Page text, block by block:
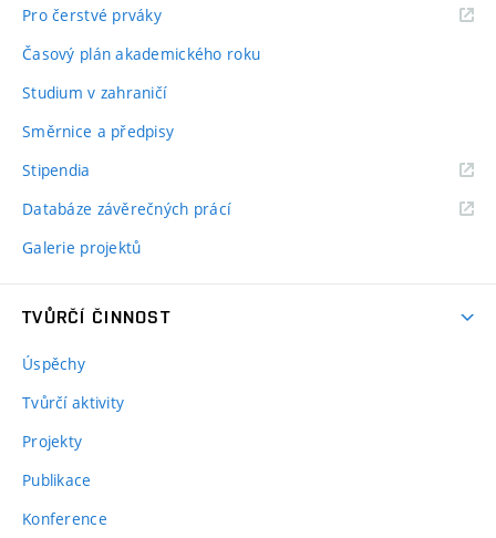
Pro čerstvé prváky
Časový plán akademického roku
Studium v zahraničí
Směrnice a předpisy
Stipendia
Databáze závěrečných prácí
Galerie projektů
TVŮRČÍ ČINNOST
Úspěchy
Tvůrčí aktivity
Projekty
Publikace
Konference